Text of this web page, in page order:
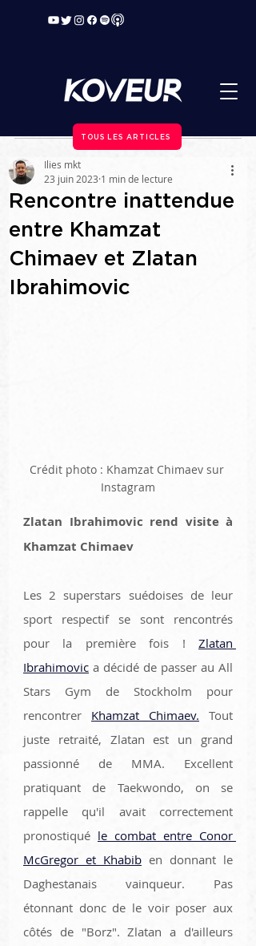
TOUS LES ARTICLES
Rencontre inattendue
entre Khamzat
Chimaev et Zlatan
Ibrahimovic
Ilies mkt
23 juin 2023 1 min de lecture
Crédit photo : Khamzat Chimaev sur
Instagram
Zlatan Ibrahimovic rend visite à
Khamzat Chimaev
Les 2 superstars suédoises de leur
sport respectif se sont rencontrés
pour la première fois ! Zlatan
Ibrahimovic a décidé de passer au All
Stars Gym de Stockholm pour
rencontrer Khamzat Chimaev. Tout
juste retraité, Zlatan est un grand
passionné de MMA. Excellent
pratiquant de Taekwondo, on se
rappelle qu'il avait correctement
pronostiqué le combat entre Conor
McGregor et Khabib en donnant le
Daghestanais vainqueur. Pas
étonnant donc de le voir poser aux
côtés de "Borz". Zlatan a d'ailleurs